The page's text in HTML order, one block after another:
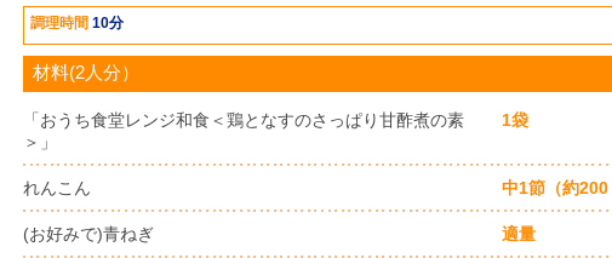
調理時間 10分
材料(2人分）
「おうち食堂レンジ和食＜鶏となすのさっぱり甘酢煮の素
＞」
1袋
れんこん 中1節（約200
(お好みで)青ねぎ 適量